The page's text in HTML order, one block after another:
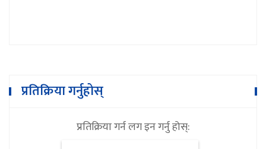
प्रतिक्रिया गर्नुहोस्
प्रतिक्रिया गर्न लग इन गर्नु होस्: